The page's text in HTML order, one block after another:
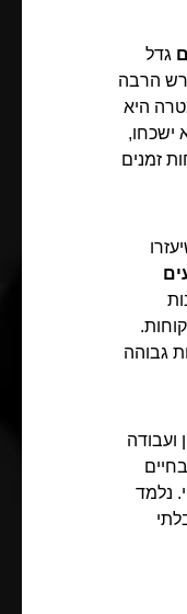
גדל
הרבה
היא
ישכחו,
זמנים
גבוהה
ועבודה
נלמד